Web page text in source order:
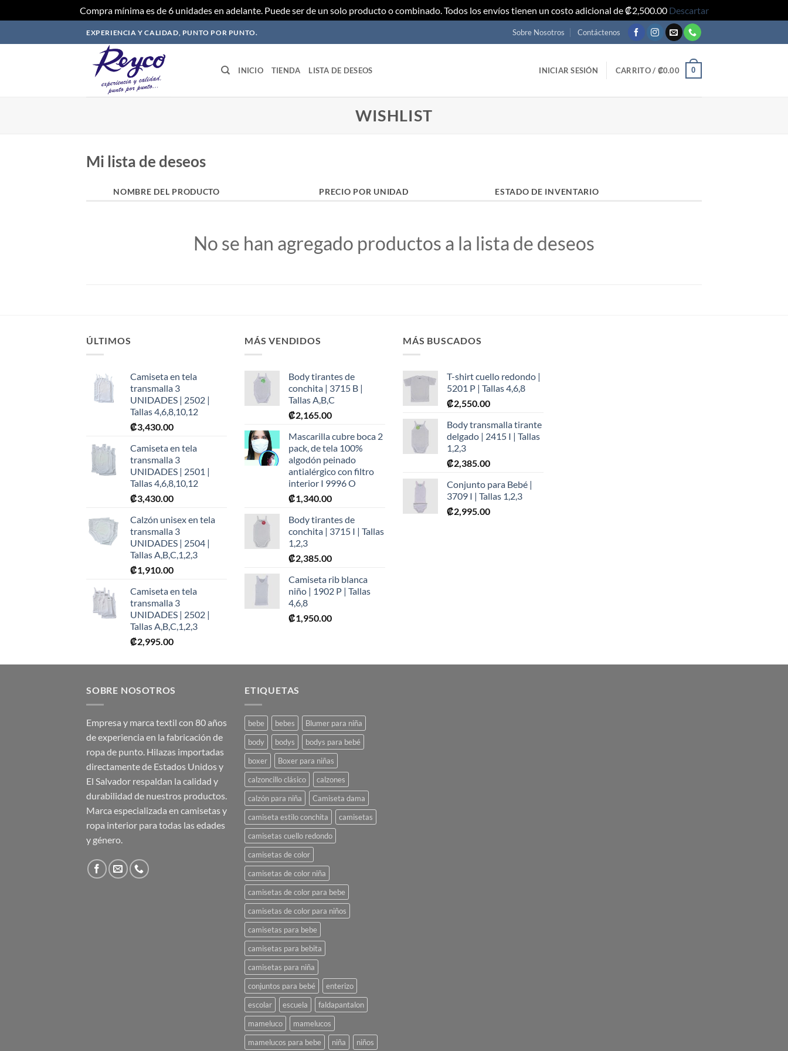
Compra mínima es de 6 unidades en adelante. Puede ser de un solo producto o combinado. Todos los envíos tienen un costo adicional de ₡2,500.00 Descartar
al
EXPERIENCIA Y CALIDAD, PUNTO POR PUNTO. Sobre Nosotros Contáctenos
INICIO TIENDA LISTA DE DESEOS INICIAR SESIÓN CARRITO / ₡0.00 0
WISHLIST
Mi lista de deseos
NOMBRE DEL PRODUCTO PRECIO POR UNIDAD ESTADO DE INVENTARIO
No se han agregado productos a la lista de deseos
ÚLTIMOS
Camiseta en tela
transmalla 3
UNIDADES | 2502 |
Tallas 4,6,8,10,12
₡3,430.00
Camiseta en tela
transmalla 3
UNIDADES | 2501 |
Tallas 4,6,8,10,12
₡3,430.00
Calzón unisex en tela
transmalla 3
UNIDADES | 2504 |
Tallas A,B,C,1,2,3
₡1,910.00
Camiseta en tela
transmalla 3
UNIDADES | 2502 |
Tallas A,B,C,1,2,3
₡2,995.00
MÁS VENDIDOS
Body tirantes de
conchita | 3715 B |
Tallas A,B,C
₡2,165.00
Mascarilla cubre boca 2
pack, de tela 100%
algodón peinado
antialérgico con filtro
interior I 9996 O
₡1,340.00
Body tirantes de
conchita | 3715 I | Tallas
1,2,3
₡2,385.00
Camiseta rib blanca
niño | 1902 P | Tallas
4,6,8
₡1,950.00
MÁS BUSCADOS
T-shirt cuello redondo |
5201 P | Tallas 4,6,8
₡2,550.00
Body transmalla tirante
delgado | 2415 I | Tallas
1,2,3
₡2,385.00
Conjunto para Bebé |
3709 I | Tallas 1,2,3
₡2,995.00
SOBRE NOSOTROS
Empresa y marca textil con 80 años
de experiencia en la fabricación de
ropa de punto. Hilazas importadas
directamente de Estados Unidos y
El Salvador respaldan la calidad y
durabilidad de nuestros productos.
Marca especializada en camisetas y
ropa interior para todas las edades
y género.
ETIQUETAS
bebe bebes
Blumer para niña
body
bodys
bodys para bebé
boxer
Boxer para niñas
calzoncillo clásico
calzones
calzón para niña
Camiseta dama
camiseta estilo conchita
camisetas
camisetas cuello redondo
camisetas de color
camisetas de color niña
camisetas de color para bebe
camisetas de color para niños
camisetas para bebe
camisetas para bebita
camisetas para niña
conjuntos para bebé
enterizo
escolar
escuela
faldapantalon
mameluco
mamelucos
mamelucos para bebe
niña niños